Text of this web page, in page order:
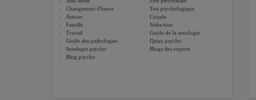
Changement d'heure
Test psychologique
Amour
Couple
Famille
Séduction
Travail
Guide de la sexologie
Guide des pathologies
Quizz psycho
Sondages psycho
Blogs des experts
Blog psycho